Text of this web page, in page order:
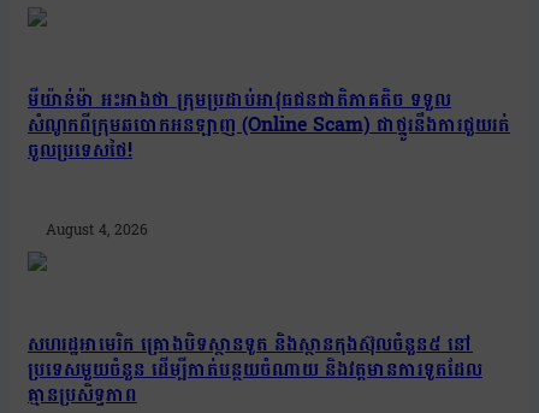
មីយ៉ាន់ម៉ា អះអាងថា ក្រុមប្រដាប់អាវុធជនជាតិភាគតិច ទទួល
សំណូកពីក្រុមឆបោកអនឡាញ (Online Scam) ជាថ្នូរនឹងការជួយរត់
ចូលប្រទេសថៃ!
August 4, 2026
សហរដ្ឋអាមេរិក គ្រោងបិទស្ថានទូត និងស្ថានកុងស៊ុលចំនួន៥ នៅ
ប្រទេសមួយចំនួន ដើម្បីកាត់បន្ថយចំណាយ និងវត្តមានការទូតដែល
គ្មានប្រសិទ្ធភាព